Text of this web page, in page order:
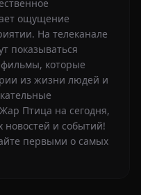
ощущение
На телеканале
показываться
которые
из жизни людей и
Птица на сегодня,
новостей и событий!
первыми о самых